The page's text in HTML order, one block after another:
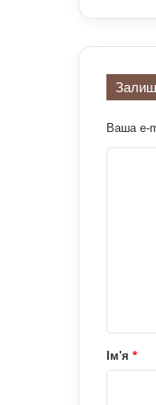
Ваша e-
р
*
Ім'я *